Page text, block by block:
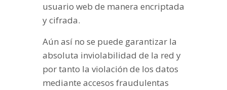
usuario web de manera encriptada
y cifrada.
Aún así no se puede garantizar la
absoluta inviolabilidad de la red y
por tanto la violación de los datos
mediante accesos fraudulentas